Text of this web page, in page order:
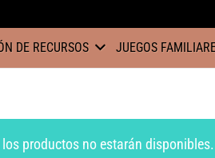
DE RECURSOS JUEGOS
productos no estarán